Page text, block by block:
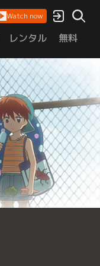
Watch now
レンタル 無料